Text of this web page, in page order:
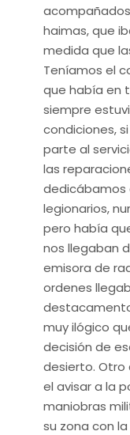
haimas, que
medida que
Teníamos el
que había en
siempre
condiciones,
parte al
las
dedicábamos
legionarios,
pero había
nos llegaban
emisora de
ordenes
muy ilógico
decisión de
desierto. Otro
el avisar a la
maniobras
su zona con